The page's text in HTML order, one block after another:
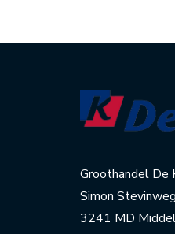
Groothandel De
Simon
3241 MD